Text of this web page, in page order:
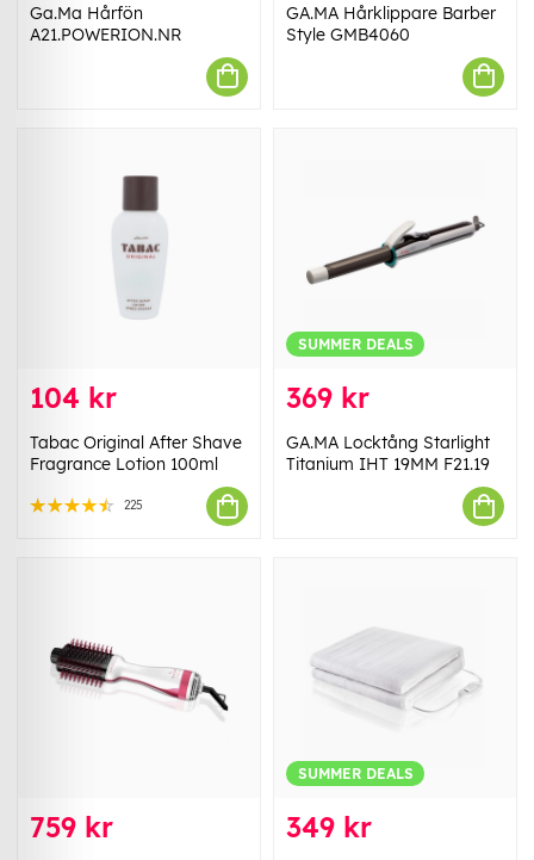
Ga.Ma Hårfön
A21.POWERION.NR
GA.MA Hårklippare Barber
Style GMB4060
104 kr
Tabac Original After Shave
Fragrance Lotion 100ml
225
SUMMER DEALS
369 kr
GA.MA Locktång Starlight
Titanium IHT 19MM F21.19
759 kr
SUMMER DEALS
349 kr